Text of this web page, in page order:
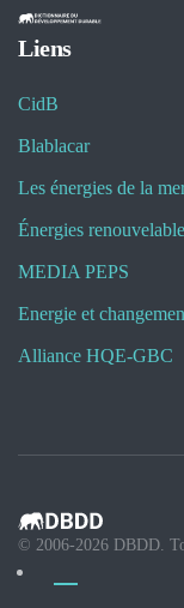
Liens
CidB
Blablacar
Les énergies de la
Énergies
MEDIA PEPS
Energie et
Alliance HQE-GBC
© 2006-2026 DBDD.